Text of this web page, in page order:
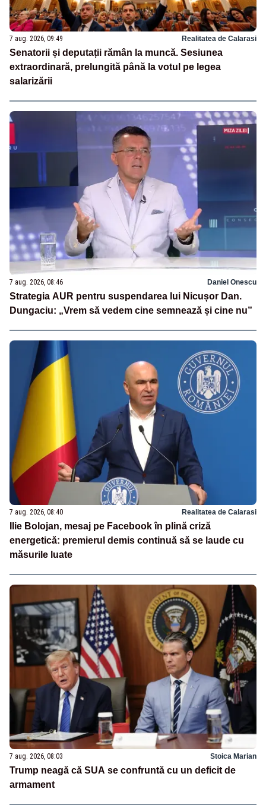
7 aug. 2026, 09:49 Realitatea de Calarasi
Senatorii și deputații rămân la muncă. Sesiunea
extraordinară, prelungită până la votul pe legea
salarizării
7 aug. 2026, 08:46 Daniel Onescu
Strategia AUR pentru suspendarea lui Nicușor Dan.
Dungaciu: „Vrem să vedem cine semnează și cine nu”
7 aug. 2026, 08:40 Realitatea de Calarasi
Ilie Bolojan, mesaj pe Facebook în plină criză
energetică: premierul demis continuă să se laude cu
măsurile luate
7 aug. 2026, 08:03 Stoica Marian
Trump neagă că SUA se confruntă cu un deficit de
armament